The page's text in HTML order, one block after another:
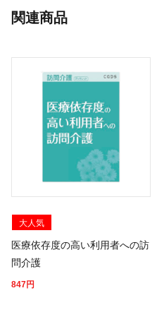
関連商品
大人気
医療依存度の高い利用者への訪
問介護
847円